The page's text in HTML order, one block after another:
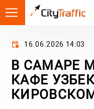
16.06.2026 14:03
В САМАРЕ
КАФЕ